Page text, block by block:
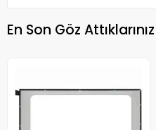
En Son Göz Attıklarınız